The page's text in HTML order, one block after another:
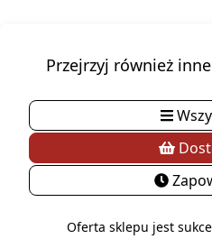
Przejrzyj również
Oferta sklepu jest